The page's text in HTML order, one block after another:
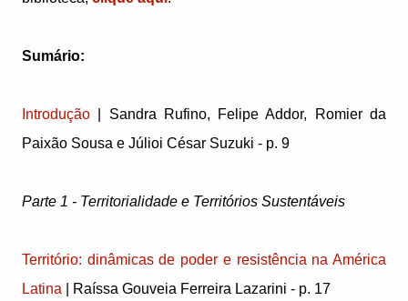
Sumário:
Introdução | Sandra Rufino, Felipe Addor, Romier da
Paixão Sousa e Júlioi César Suzuki - p. 9
Parte 1 - Territorialidade e Territórios Sustentáveis
Território: dinâmicas de poder e resistência na América
Latina | Raíssa Gouveia Ferreira Lazarini - p. 17